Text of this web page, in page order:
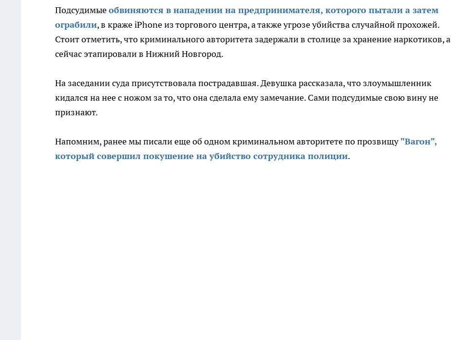
Подсудимыеобвиняются в нападении на предпринимателя, которого пытали а затем
ограбили, в краже iPhone из торгового центра, а также угрозе убийства случайной прохожей.
Стоит отметить, что криминального авторитета задержали в столице за хранение наркотиков, а
сейчас этапировали в Нижний Новгород.
На заседании суда присутствовала пострадавшая. Девушка рассказала, что злоумышленник
кидался на нее с ножом за то, что она сделала ему замечание. Сами подсудимые свою вину не
признают.
Напомним, ранее мы писали еще об одном криминальном авторитете по прозвищу"Вагон",
который совершил покушение на убийство сотрудника полиции.